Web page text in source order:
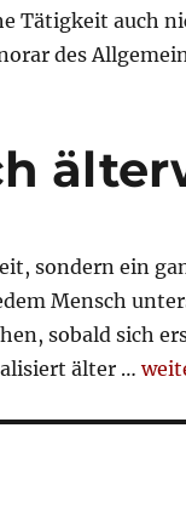
Tätigkeit auch
des
Geriatrie“
sondern ein
Mensch
sobald sich
älter …